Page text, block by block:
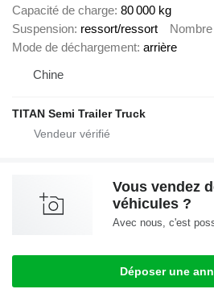
Capacité de charge 80 000 kg
Suspension ressort/ressort
Mode de déchargement arrière
Chine
TITAN Semi Trailer Truck
Vous vendez
véhicules ?
Avec nous, c'est
Déposer une